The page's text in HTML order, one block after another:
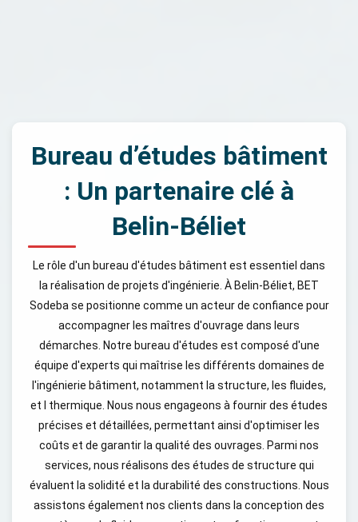
Bureau d’études bâtiment
: Un partenaire clé à
Belin-Béliet
Le rôle d'un bureau d'études bâtiment est essentiel dans
la réalisation de projets d'ingénierie. À Belin-Béliet, BET
Sodeba se positionne comme un acteur de confiance pour
accompagner les maîtres d'ouvrage dans leurs
démarches. Notre bureau d'études est composé d'une
équipe d'experts qui maîtrise les différents domaines de
l'ingénierie bâtiment, notamment la structure, les fluides,
et l thermique. Nous nous engageons à fournir des études
précises et détaillées, permettant ainsi d'optimiser les
coûts et de garantir la qualité des ouvrages. Parmi nos
services, nous réalisons des études de structure qui
évaluent la solidité et la durabilité des constructions. Nous
assistons également nos clients dans la conception des